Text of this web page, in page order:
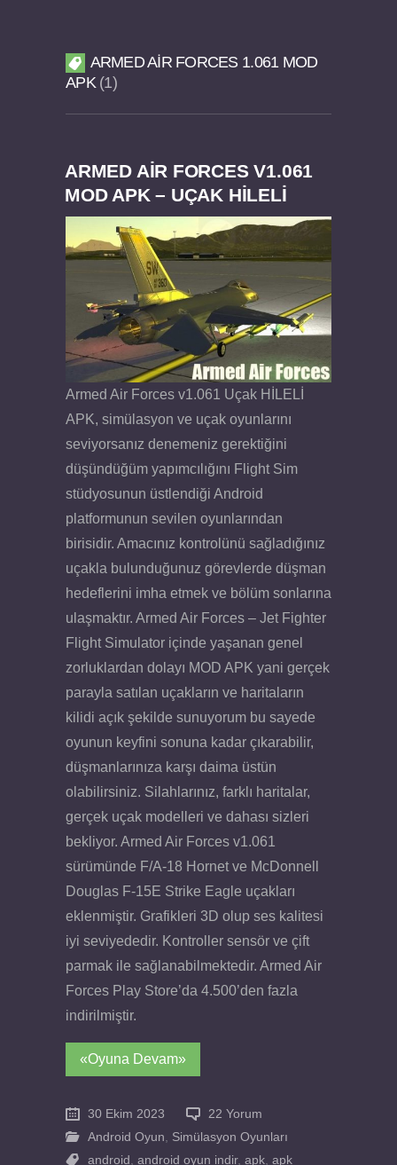
Dream Road Multiplayer v1.4.2 PARA HİLELİ
APK
Felix the Reaper v1.25 FULL APK
ARMED AIR FORCES 1.061 MOD
APK 1
ARMED AIR FORCES V1.061
MOD APK – UÇAK HİLELİ
Armed Air Forces v1.061 Uçak HİLELİ
APK, simülasyon ve uçak oyunlarını
seviyorsanız denemeniz gerektiğini
düşündüğüm yapımcılığını Flight Sim
stüdyosunun üstlendiği Android
platformunun sevilen oyunlarından
birisidir. Amacınız kontrolünü sağladığınız
uçakla bulunduğunuz görevlerde düşman
hedeflerini imha etmek ve bölüm sonlarına
ulaşmaktır. Armed Air Forces – Jet Fighter
Flight Simulator içinde yaşanan genel
zorluklardan dolayı MOD APK yani gerçek
parayla satılan uçakların ve haritaların
kilidi açık şekilde sunuyorum bu sayede
oyunun keyfini sonuna kadar çıkarabilir,
düşmanlarınıza karşı daima üstün
olabilirsiniz. Silahlarınız, farklı haritalar,
gerçek uçak modelleri ve dahası sizleri
bekliyor. Armed Air Forces v1.061
sürümünde F/A-18 Hornet ve McDonnell
Douglas F-15E Strike Eagle uçakları
eklenmiştir. Grafikleri 3D olup ses kalitesi
iyi seviyededir. Kontroller sensör ve çift
parmak ile sağlanabilmektedir. Armed Air
Forces Play Store’da 4.500’den fazla
indirilmiştir.
«Oyuna Devam»
30 Ekim 2023
22 Yorum
Android Oyun
Simülasyon Oyunları
android
android oyun indir, apk apk